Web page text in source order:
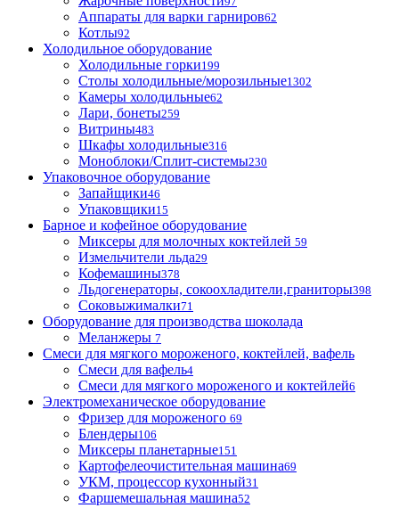
Аппараты для варки гарниров62
Котлы92
Холодильное оборудование
Холодильные горки199
Столы холодильные/морозильные1302
Камеры холодильные62
Лари, бонеты259
Витрины483
Шкафы холодильные316
Моноблоки/Сплит-системы230
Упаковочное оборудование
Запайщики46
Упаковщики15
Барное и кофейное оборудование
Миксеры для молочных коктейлей 59
Измельчители льда29
Кофемашины378
Льдогенераторы, сокоохладители,граниторы398
Соковыжималки71
Оборудование для производства шоколада
Меланжеры 7
Смеси для мягкого мороженого, коктейлей, вафель
Смеси для вафель4
Смеси для мягкого мороженого и коктейлей6
Электромеханическое оборудование
Фризер для мороженого 69
Блендеры106
Миксеры планетарные151
Картофелеочистительная машина69
УКМ, процессор кухонный31
Фаршемешальная машина52